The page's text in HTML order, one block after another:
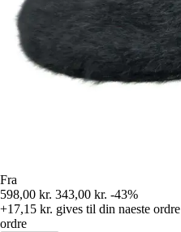
Fra
598,00 kr. 343,00 kr. -43%
+17,15 kr. gives til din naeste ordre
ordre